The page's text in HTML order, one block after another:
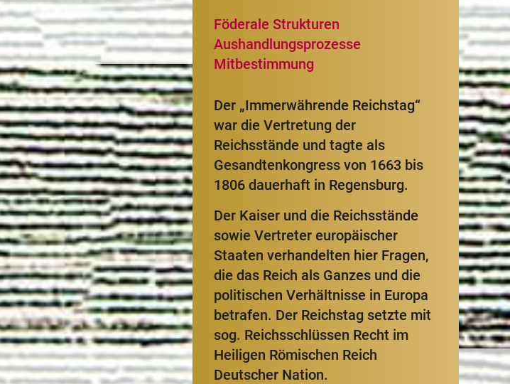
Föderale Strukturen
Aushandlungsprozesse
Mitbestimmung
Der „Immerwährende Reichstag“
war die Vertretung der
Reichsstände und tagte als
Gesandtenkongress von 1663 bis
1806 dauerhaft in Regensburg.
Der Kaiser und die Reichsstände
sowie Vertreter europäischer
Staaten verhandelten hier Fragen,
die das Reich als Ganzes und die
politischen Verhältnisse in Europa
betrafen. Der Reichstag setzte mit
sog. Reichsschlüssen Recht im
Heiligen Römischen Reich
Deutscher Nation.